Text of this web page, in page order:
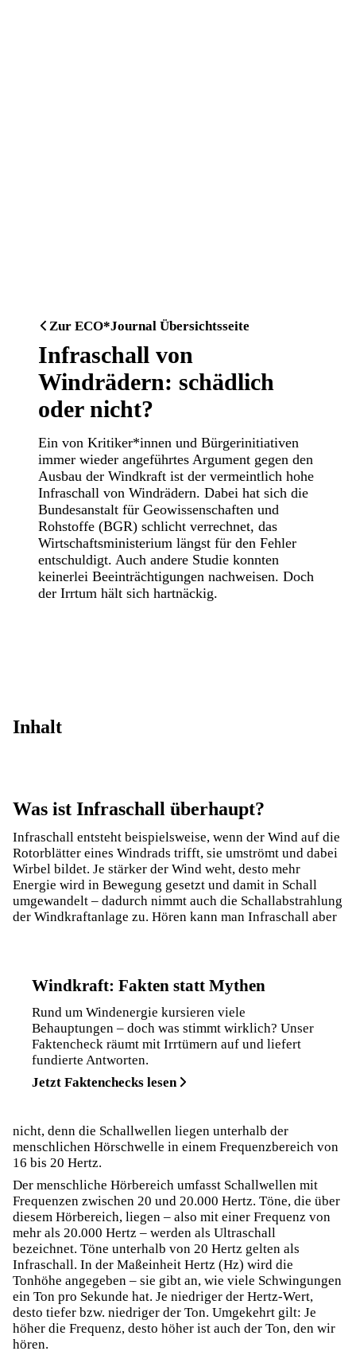
Zur ECO*Journal Übersichtsseite
Infraschall von
Windrädern: schädlich
oder nicht?
Ein von Kritiker*innen und Bürgerinitiativen
immer wieder angeführtes Argument gegen den
Ausbau der Windkraft ist der vermeintlich hohe
Infraschall von Windrädern. Dabei hat sich die
Bundesanstalt für Geowissenschaften und
Rohstoffe (BGR) schlicht verrechnet, das
Wirtschaftsministerium längst für den Fehler
entschuldigt. Auch andere Studie konnten
keinerlei Beeinträchtigungen nachweisen. Doch
der Irrtum hält sich hartnäckig.
Inhalt
Was ist Infraschall überhaupt?
Windkraft: Fakten statt Mythen
Rund um Windenergie kursieren viele
Behauptungen – doch was stimmt wirklich? Unser
Faktencheck räumt mit Irrtümern auf und liefert
fundierte Antworten.
Jetzt Faktenchecks lesen
Infraschall entsteht beispielsweise, wenn der Wind auf die
Rotorblätter eines Windrads trifft, sie umströmt und dabei
Wirbel bildet. Je stärker der Wind weht, desto mehr
Energie wird in Bewegung gesetzt und damit in Schall
umgewandelt – dadurch nimmt auch die Schallabstrahlung
der Windkraftanlage zu. Hören kann man Infraschall aber
nicht, denn die Schallwellen liegen unterhalb der
menschlichen Hörschwelle in einem Frequenzbereich von
16 bis 20 Hertz.
Der menschliche Hörbereich umfasst Schallwellen mit
Frequenzen zwischen 20 und 20.000 Hertz. Töne, die über
diesem Hörbereich, liegen – also mit einer Frequenz von
mehr als 20.000 Hertz – werden als Ultraschall
bezeichnet. Töne unterhalb von 20 Hertz gelten als
Infraschall. In der Maßeinheit Hertz (Hz) wird die
Tonhöhe angegeben – sie gibt an, wie viele Schwingungen
ein Ton pro Sekunde hat. Je niedriger der Hertz-Wert,
desto tiefer bzw. niedriger der Ton. Umgekehrt gilt: Je
höher die Frequenz, desto höher ist auch der Ton, den wir
hören.